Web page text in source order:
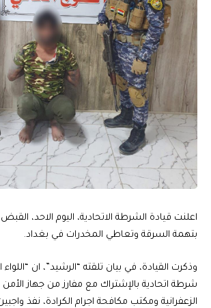
اعلنت قيادة الشرطة الاتحادية، اليوم الاحد،
بتهمة السرقة وتعاطي المخدرات في بغداد.
وذكرت القيادة، في بيان تلقته “الرشيد”، ان “اللواء
شرطة اتحادية بالإشتراك مع مفارز من جهاز
الزعفرانية ومكتب مكافحة اجرام الكرادة، نفذ